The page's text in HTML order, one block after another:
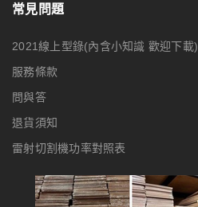
常見問題
2021線上型錄(內含小知識 歡迎下載)
服務條款
問與答
退貨須知
雷射切割機功率對照表